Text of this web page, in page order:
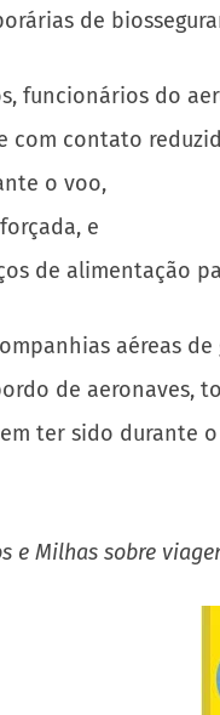
de
funcionários do
com contato
o voo,
e
de alimentação
aéreas
de
ter sido durante
Milhas sobre